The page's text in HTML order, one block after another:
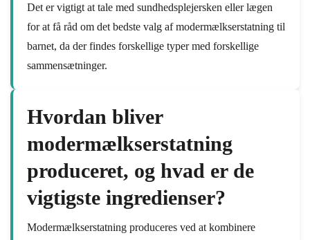
Det er vigtigt at tale med sundhedsplejersken eller lægen
for at få råd om det bedste valg af modermælkserstatning til
barnet, da der findes forskellige typer med forskellige
sammensætninger.
Hvordan bliver
modermælkserstatning
produceret, og hvad er de
vigtigste ingredienser?
Modermælkserstatning produceres ved at kombinere